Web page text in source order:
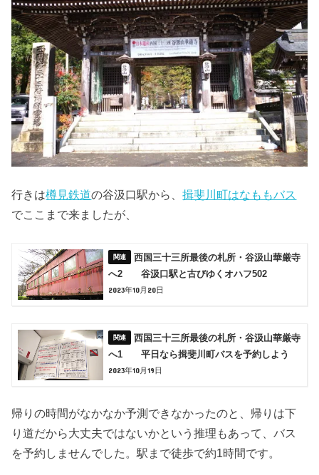
行きは樽見鉄道の谷汲口駅から、揖斐川町はなももバス
でここまで来ましたが、
西国三十三所最後の札所・谷汲山華厳寺
へ2 谷汲口駅と古びゆくオハフ502
2023年10月20日
西国三十三所最後の札所・谷汲山華厳寺
へ1 平日なら揖斐川町バスを予約しよう
2023年10月19日
帰りの時間がなかなか予測できなかったのと、帰りは下
り道だから大丈夫ではないかという推理もあって、バス
を予約しませんでした。駅まで徒歩で約1時間です。